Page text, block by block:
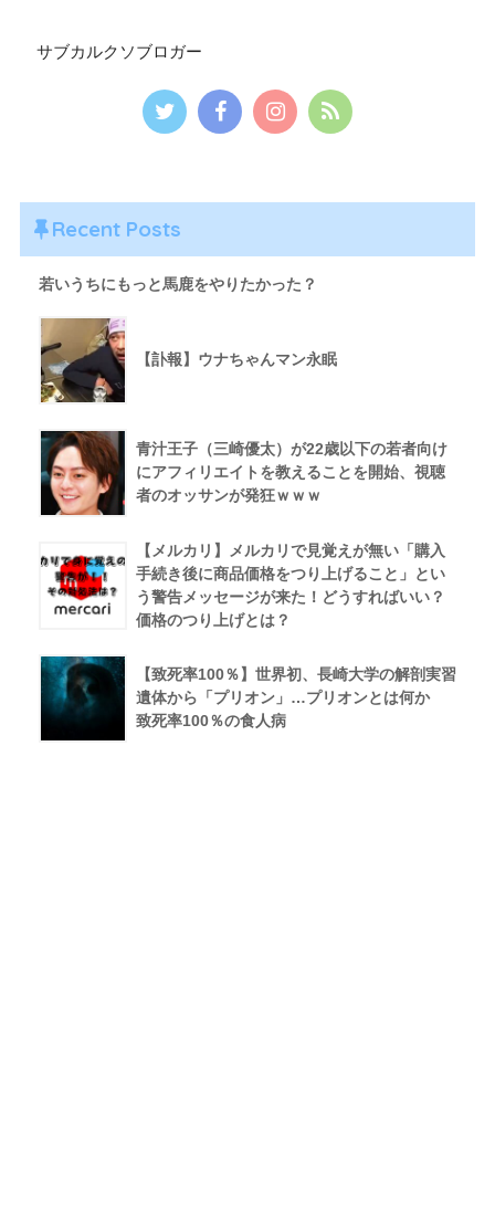
サブカルクソブロガー
Recent Posts
若いうちにもっと馬鹿をやりたかった？
【訃報】ウナちゃんマン永眠
青汁王子（三崎優太）が22歳以下の若者向け
にアフィリエイトを教えることを開始、視聴
者のオッサンが発狂ｗｗｗ
【メルカリ】メルカリで見覚えが無い「購入
手続き後に商品価格をつり上げること」とい
う警告メッセージが来た！どうすればいい？
価格のつり上げとは？
【致死率100％】世界初、長崎大学の解剖実習
遺体から「プリオン」…プリオンとは何か
致死率100％の食人病